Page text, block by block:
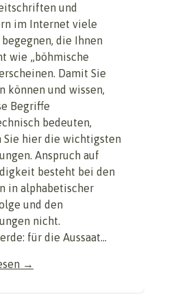
und
im Internet viele
die Ihnen
wie „böhmische
Damit Sie
können und wissen,
Begriffe
bedeuten,
Sie hier die wichtigsten
Anspruch auf
besteht bei den
in alphabetischer
und den
nicht.
für die Aussaat...
→